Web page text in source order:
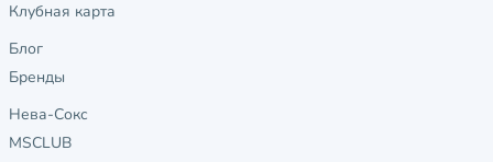
Клубная карта
Блог
Бренды
Нева-Сокс
MSCLUB